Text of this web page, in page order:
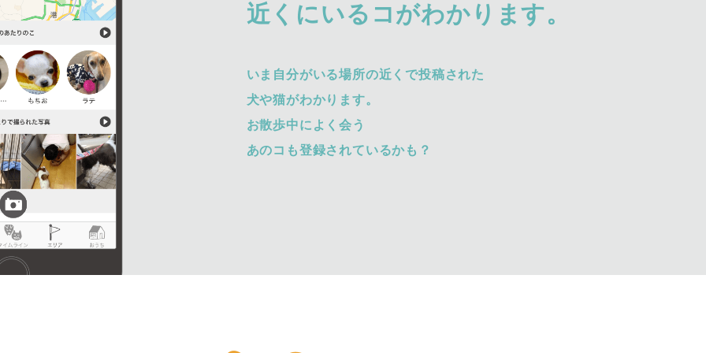
近くにいるコがわかります。
いま自分がいる場所の近くで投稿された
犬や猫がわかります。
お散歩中によく会う
あのコも登録されているかも？